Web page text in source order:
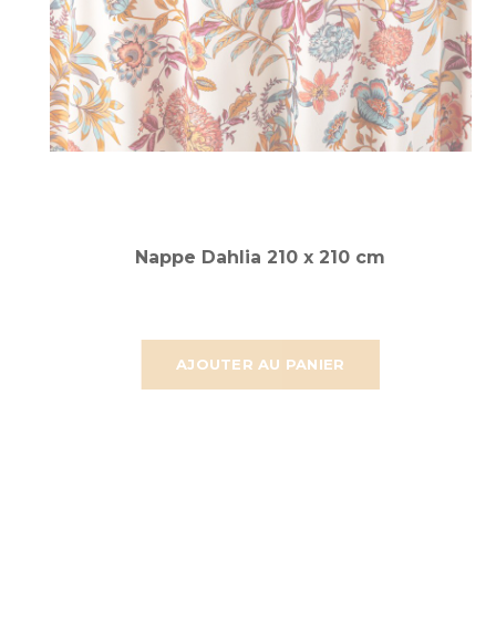
AJOUTER AU PANIER
Nappe Dahlia 210 x 210 cm